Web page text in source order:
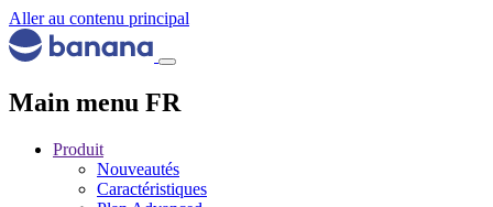
Aller au contenu principal
Main menu FR
Produit
Nouveautés
Caractéristiques